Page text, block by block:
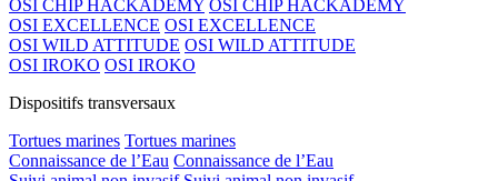
OSI CHIP HACKADEMY OSI CHIP HACKADEMY
OSI EXCELLENCE OSI EXCELLENCE
OSI WILD ATTITUDE OSI WILD ATTITUDE
OSI IROKO OSI IROKO
Dispositifs transversaux
Tortues marines Tortues marines
Connaissance de l’Eau Connaissance de l’Eau